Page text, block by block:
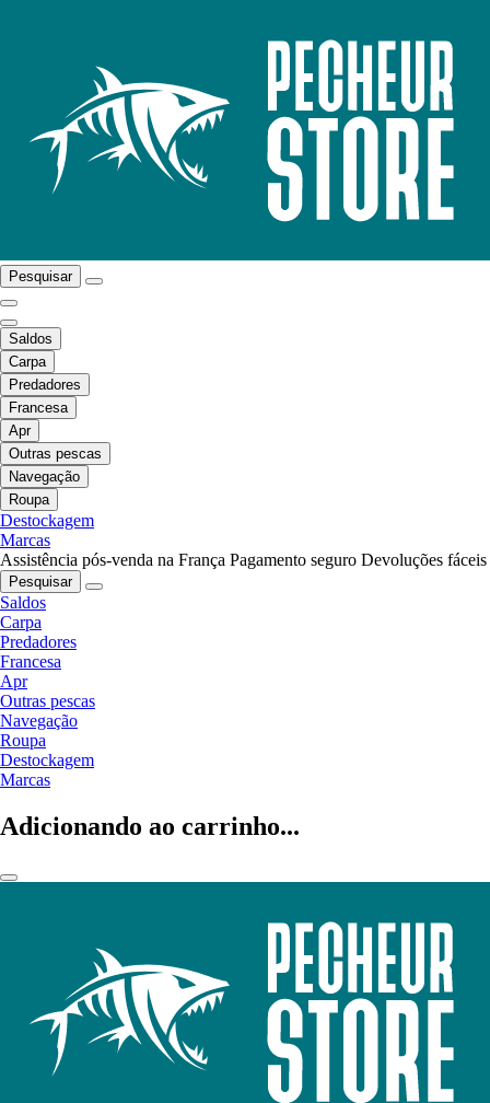
Pesquisar
Saldos
Carpa
Predadores
Francesa
Apr
Outras pescas
Navegação
Roupa
Destockagem
Marcas
Assistência pós-venda na França Pagamento seguro Devoluções fáceis
Pesquisar
Saldos
Carpa
Predadores
Francesa
Apr
Outras pescas
Navegação
Roupa
Destockagem
Marcas
Adicionando ao carrinho...